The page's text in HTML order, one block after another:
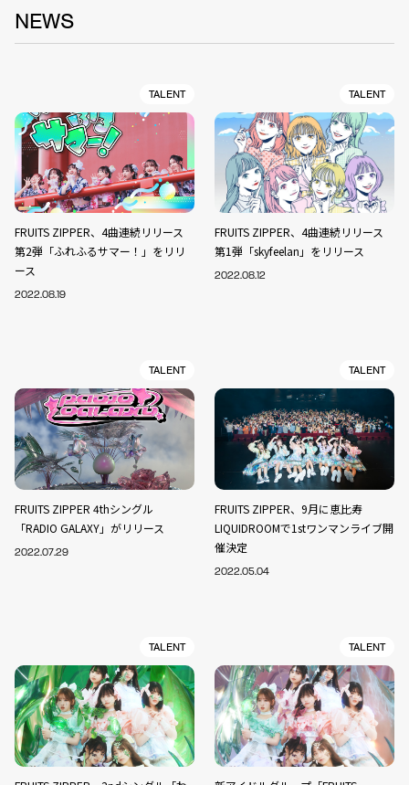
NEWS
TALENT
FRUITS ZIPPER、4曲連続リリース
第2弾「ふれふるサマー！」をリリ
ース
2022.08.19
TALENT
FRUITS ZIPPER、4曲連続リリース
第1弾「skyfeelan」をリリース
2022.08.12
TALENT
FRUITS ZIPPER 4thシングル
「RADIO GALAXY」がリリース
2022.07.29
TALENT
FRUITS ZIPPER、9月に恵比寿
LIQUIDROOMで1stワンマンライブ開
催決定
2022.05.04
TALENT TALENT